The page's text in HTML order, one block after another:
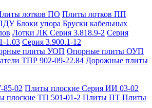
лотков ПО Плиты лотков ПП
Блоки упора Бруски кабельных
Лотки ЛК Серия 3.818.9-2 Серия
1.03 Серия 3.900.1-12
плиты УОП Опорные плиты ОУП
ТПР 902-09-22.84 Дорожные плиты
85-02 Плиты плоские Серия ИИ 03-02
плоские ТП 501-01-2 Плиты ПТ Плиты